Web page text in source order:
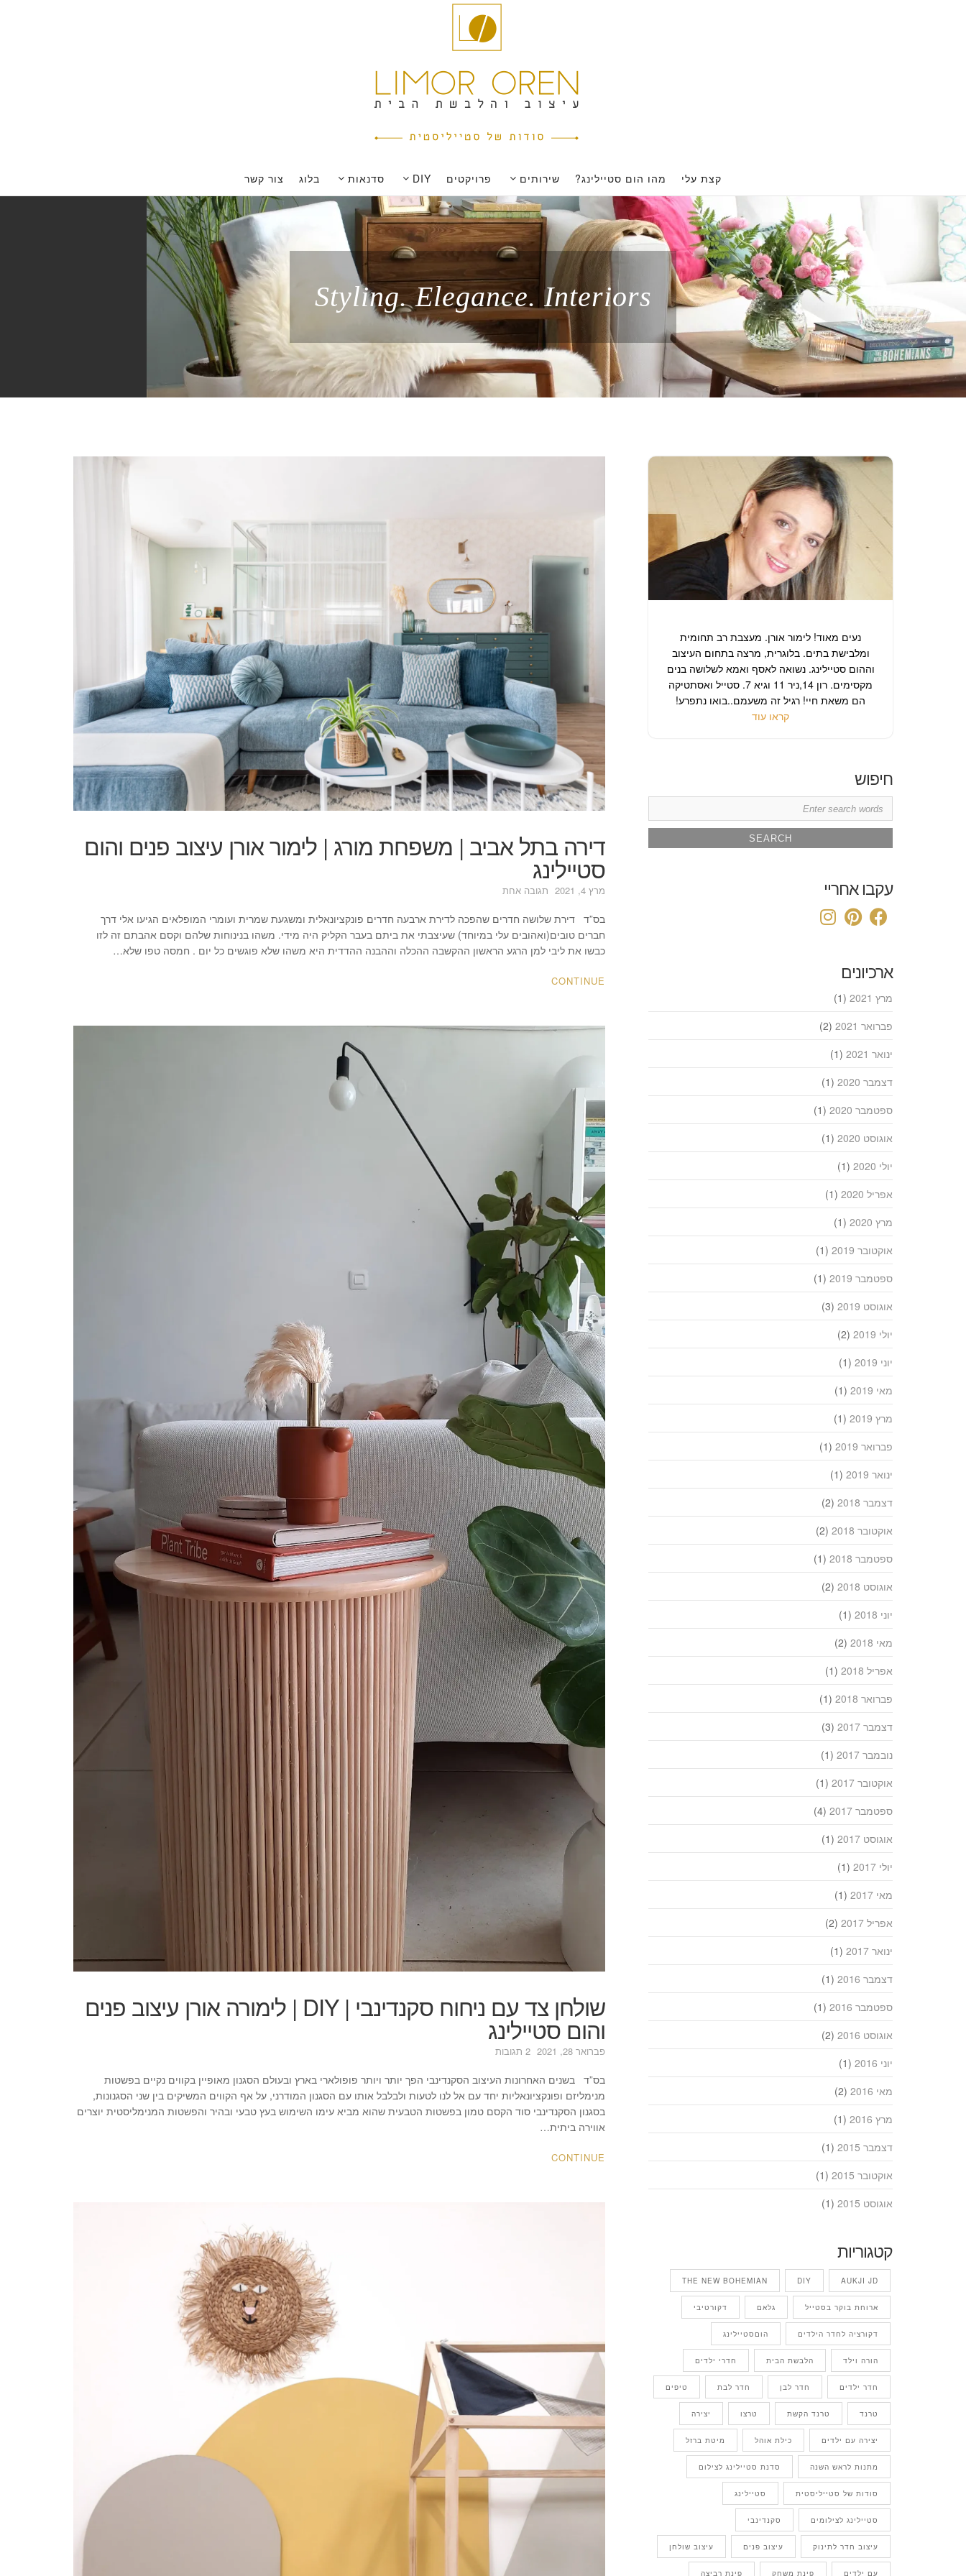
קצת עלי מהו הום סטיילינג? שירותים פרויקטים DIY סדנאות בלוג צור קשר
Styling. Elegance. Interiors
דירה בתל אביב | משפחת מורג | לימור אורן עיצוב פנים והום
סטיילינג
מרץ 4, 2021 תגובה אחתעל
בתל
אביב
|
עיצוב
בס”ד דירת שלושה חדרים שהפכה לדירת ארבעה חדרים פונקציונאלית ומשגעת שמרית ועומרי המופלאים הגיעו אלי דרך
חברים טובים(ואהובים עלי במיוחד) שעיצבתי את ביתם בעבר הקליק היה מידי. משהו בנינוחות שלהם וקסם אהבתם זה לזו
כבשו את ליבי למן הרגע הראשון ההקשבה ההכלה וההבנה ההדדית היא משהו שלא פוגשים כל יום . חמסה טפו שלא…
CONTINUE
שולחן צד עם ניחוח סקנדינבי | DIY | לימורה אורן עיצוב פנים
והום סטיילינג
פברואר 28, 2021 2 תגובות
על
צד
עם
ניחוח
סקנדינבי
בס”ד בשנים האחרונות העיצוב הסקנדינבי הפך יותר ויותר פופולארי בארץ ובעולם הסגנון מאופיין בקווים נקיים בפשטות
מנימליזם ופונקציונאליות יחד עם אל לנו לטעות ולבלבל אותו עם הסגנון המודרני, על אף הקווים המשיקים בין שני הסגנונות,
בסגנון הסקנדינבי סוד הקסם טמון בפשטות הטבעית שהוא מביא עימו השימוש בעץ טבעי ובהיר והפשטות המנימליסטית יוצרים
אווירה ביתית…
CONTINUE
נעים מאוד! לימור אורן. מעצבת רב תחומית
ומלבישת בתים. בלוגרית, מרצה בתחום העיצוב
וההום סטיילינג. נשואה לאסף ואמא לשלושה בנים
מקסימים. רון 14,ניר 11 וגיא 7. סטייל ואסתטיקה
הם משאת חיי! רגיל זה משעמם..בואו נתפרע!
קראו עוד
חיפוש
Search
for:
עקבו אחריי
ארכיונים
מרץ 2021
(1)
פברואר 2021
(2)
ינואר 2021
(1)
דצמבר 2020
(1)
ספטמבר 2020
(1)
אוגוסט 2020
(1)
יולי 2020
(1)
אפריל 2020
(1)
מרץ 2020
(1)
אוקטובר 2019
(1)
ספטמבר 2019
(1)
אוגוסט 2019
(3)
יולי 2019
(2)
יוני 2019
(1)
מאי 2019
(1)
מרץ 2019
(1)
פברואר 2019
(1)
ינואר 2019
(1)
דצמבר 2018
(2)
אוקטובר 2018
(2)
ספטמבר 2018
(1)
אוגוסט 2018
(2)
יוני 2018
(1)
מאי 2018
(2)
אפריל 2018
(1)
פברואר 2018
(1)
דצמבר 2017
(3)
נובמבר 2017
(1)
אוקטובר 2017
(1)
ספטמבר 2017
(4)
אוגוסט 2017
(1)
יולי 2017
(1)
מאי 2017
(1)
אפריל 2017
(2)
ינואר 2017
(1)
דצמבר 2016
(1)
ספטמבר 2016
(1)
אוגוסט 2016
(2)
יוני 2016
(1)
מאי 2016
(2)
מרץ 2016
(1)
דצמבר 2015
(1)
אוקטובר 2015
(1)
אוגוסט 2015
(1)
קטגוריות
AUKJI JD
DIY
THE NEW BOHEMIAN
ארוחת בוקר בסטייל גלאם דקורטיבי
דקורציה לחדר הילדים הוםסטיילינג
הורה וילד הלבשת הבית חדרי ילדים
חדר ילדים חדר לבן חדר לבת טיפים
טרנד טרנד הקשת טרצו יצירה
יצירה עם ילדים כילת אוהל מיטת ברזל
מתנות לראש השנה סדנת סטיילינג לצילום
סודות של סטייליסטית סטיילינג
סטיילינג לצילומים סקנדינבי
עיצוב חדר לתינוק עיצוב פנים עיצוב שולחן
עם ילדים פינת משחק פינת רביצה